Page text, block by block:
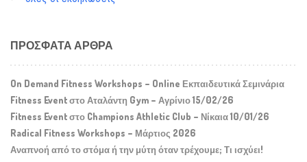
ΠΡΌΣΦΑΤΑ ΆΡΘΡΑ
On Demand Fitness Workshops – Online Εκπαιδευτικά Σεμινάρια
Fitness Event στο Αταλάντη Gym – Αγρίνιο 15/02/26
Fitness Event στο Champions Athletic Club – Νίκαια 10/01/26
Radical Fitness Workshops – Μάρτιος 2026
Αναπνοή από το στόμα ή την μύτη όταν τρέχουμε; Τι ισχύει!